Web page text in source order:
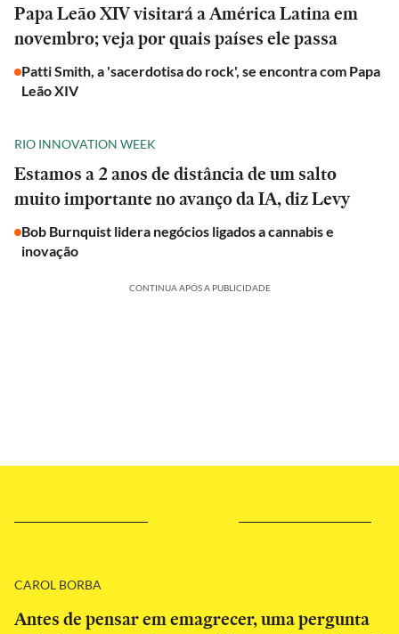
Papa Leão XIV visitará a América Latina em
novembro; veja por quais países ele passa
Patti Smith, a 'sacerdotisa do rock', se encontra com Papa
Leão XIV
RIO INNOVATION WEEK
Estamos a 2 anos de distância de um salto
muito importante no avanço da IA, diz Levy
Bob Burnquist lidera negócios ligados a cannabis e
inovação
CONTINUA APÓS A PUBLICIDADE
CAROL BORBA
Antes de pensar em emagrecer, uma pergunta